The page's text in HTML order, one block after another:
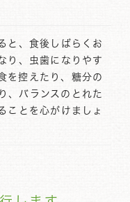
と、食後しばらくお
り、虫歯になりやす
を控えたり、糖分の
、バランスのとれた
ことを心がけましょ